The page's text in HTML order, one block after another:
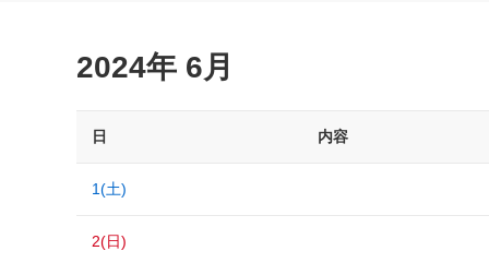
2024年 6月
日 内容
1(土)
2(日)